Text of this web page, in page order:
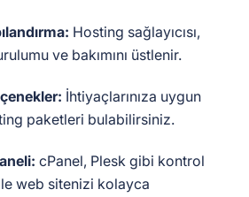
Hosting sağlayıcısı,
ve bakımını üstlenir.
İhtiyaçlarınıza uygun
paketleri bulabilirsiniz.
cPanel, Plesk gibi kontrol
web sitenizi kolayca